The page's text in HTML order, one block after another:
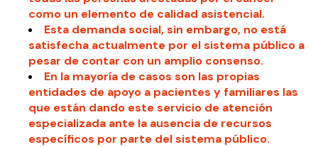
como un elemento de calidad asistencial.
Esta demanda social, sin embargo, no está
satisfecha actualmente por el sistema público a
pesar de contar con un amplio consenso.
En la mayoría de casos son las propias
entidades de apoyo a pacientes y familiares las
que están dando este servicio de atención
especializada ante la ausencia de recursos
específicos por parte del sistema público.